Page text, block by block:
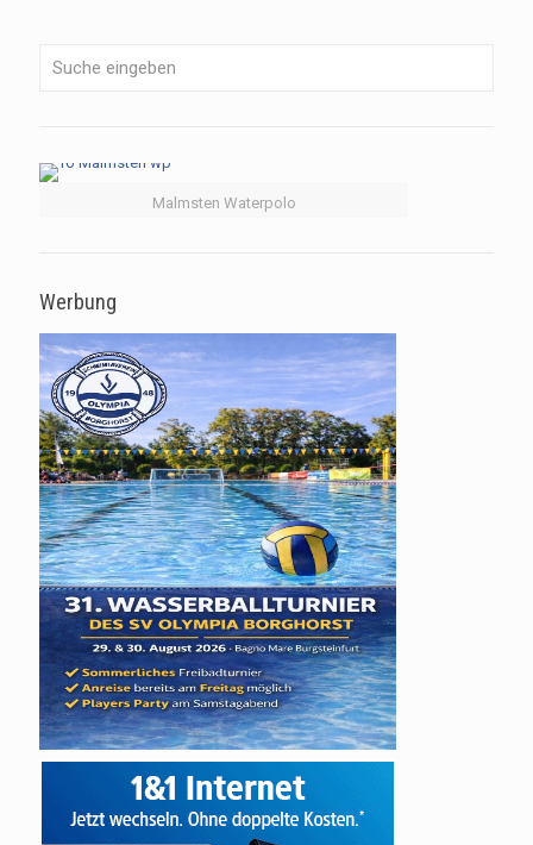
Malmsten Waterpolo
Werbung